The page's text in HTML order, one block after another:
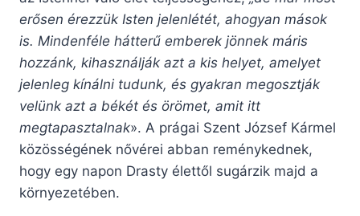
erősen érezzük Isten jelenlétét, ahogyan mások
is. Mindenféle hátterű emberek jönnek máris
hozzánk, kihasználják azt a kis helyet, amelyet
jelenleg kínálni tudunk, és gyakran megosztják
velünk azt a békét és örömet, amit itt
megtapasztalnak». A prágai Szent József Kármel
közösségének nővérei abban reménykednek,
hogy egy napon Drasty élettől sugárzik majd a
környezetében.